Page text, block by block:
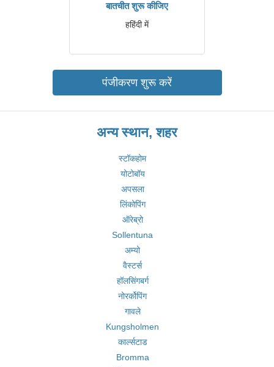
बातचीत शुरू कीजिए
हहिंदी में
पंजीकरण शुरू करें
अन्य स्थान, शहर
स्टॉकहोम
योटोबॉय
अपसला
लिंकोपिंग
ऑरेब्रो
Sollentuna
अम्यो
वैस्टर्स
हॉलसिंगबर्ग
नोरर्कोपिंग
गावले
Kungsholmen
कार्ल्सटाड
Bromma